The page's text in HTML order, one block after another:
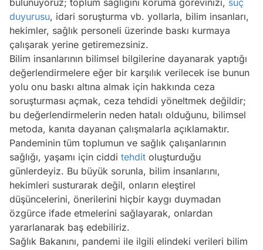
duyurusu, idari soruşturma vb. yollarla, bilim insanları,
hekimler, sağlık personeli üzerinde baskı kurmaya
çalışarak yerine getiremezsiniz.
Bilim insanlarının bilimsel bilgilerine dayanarak yaptığı
değerlendirmelere eğer bir karşılık verilecek ise bunun
yolu onu baskı altına almak için hakkında ceza
soruşturması açmak, ceza tehdidi yöneltmek değildir;
bu değerlendirmelerin neden hatalı olduğunu, bilimsel
metoda, kanıta dayanan çalışmalarla açıklamaktır.
Pandeminin tüm toplumun ve sağlık çalışanlarının
sağlığı, yaşamı için ciddi tehdit oluşturduğu
günlerdeyiz. Bu büyük sorunla, bilim insanlarını,
hekimleri susturarak değil, onların eleştirel
düşüncelerini, önerilerini hiçbir kaygı duymadan
özgürce ifade etmelerini sağlayarak, onlardan
yararlanarak baş edebiliriz.
Sağlık Bakanını, pandemi ile ilgili elindeki verileri bilim